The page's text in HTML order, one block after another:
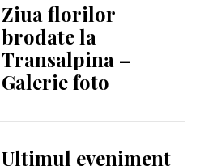
Ziua florilor
brodate la
Transalpina –
Galerie foto
Ultimul eveniment